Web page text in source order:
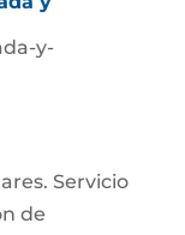
y-
Servicio
de